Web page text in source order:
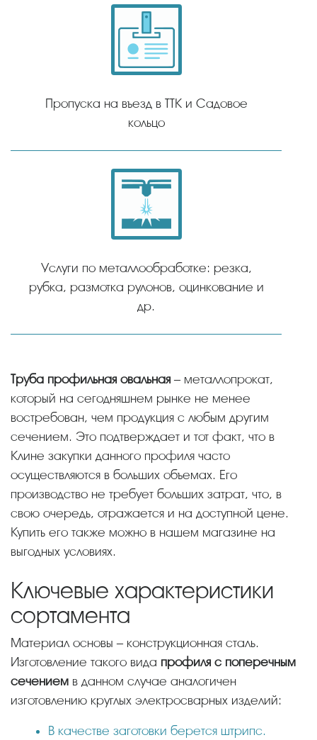
Пропуска на въезд в ТТК и Садовое
кольцо
Услуги по металлообработке: резка,
рубка, размотка рулонов, оцинкование и
др.
Труба профильная овальная – металлопрокат,
который на сегодняшнем рынке не менее
востребован, чем продукция с любым другим
сечением. Это подтверждает и тот факт, что в
Клине закупки данного профиля часто
осуществляются в больших объемах. Его
производство не требует больших затрат, что, в
свою очередь, отражается и на доступной цене.
Купить его также можно в нашем магазине на
выгодных условиях.
Ключевые характеристики
сортамента
Материал основы – конструкционная сталь.
Изготовление такого вида профиля с поперечным
сечением в данном случае аналогичен
изготовлению круглых электросварных изделий:
В качестве заготовки берется штрипс.